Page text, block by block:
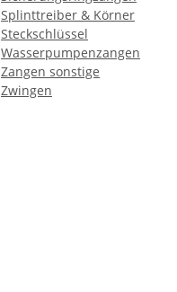
Splinttreiber & Körner
Steckschlüssel
Wasserpumpenzangen
Zangen sonstige
Zwingen